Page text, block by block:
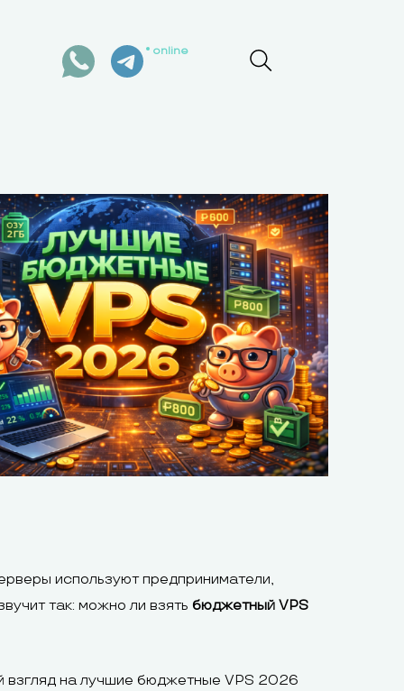
online
используют предприниматели,
так: можно ли взять бюджетный VPS
взгляд на лучшие бюджетные VPS 2026